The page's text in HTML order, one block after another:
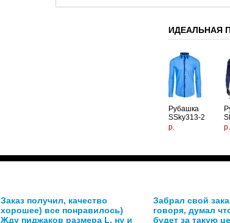
ИДЕАЛЬНАЯ
Рубашка
SSky313-2
р.
р.
Заказ получил, качество
хорошее) все понравилось)
Жду пиджаков размера L, ну и
Забрал свой
говоря, думал
будет за такую